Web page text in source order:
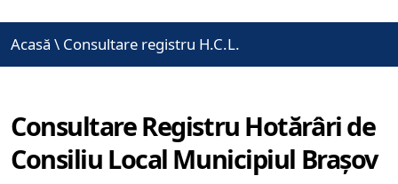
Acasă \ Consultare registru H.C.L.
Consultare Registru Hotărâri de
Consiliu Local Municipiul Brașov